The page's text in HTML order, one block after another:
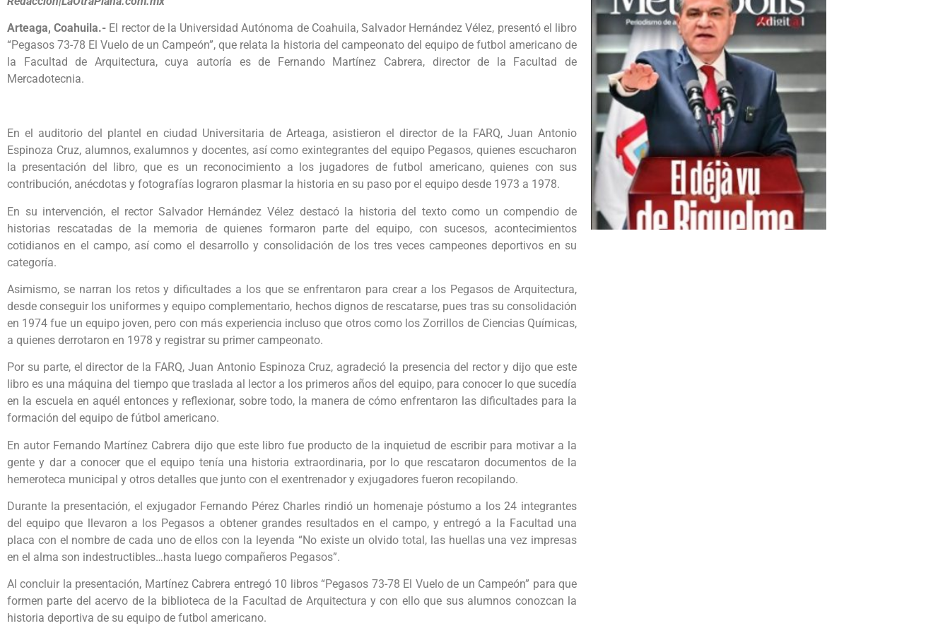
Arteaga, Coahuila.- El rector de la Universidad Autónoma de Coahuila, Salvador Hernández Vélez, presentó el libro
“Pegasos 73-78 El Vuelo de un Campeón”, que relata la historia del campeonato del equipo de futbol americano de
la Facultad de Arquitectura, cuya autoría es de Fernando Martínez Cabrera, director de la Facultad de
Mercadotecnia.
En el auditorio del plantel en ciudad Universitaria de Arteaga, asistieron el director de la FARQ, Juan Antonio
Espinoza Cruz, alumnos, exalumnos y docentes, así como exintegrantes del equipo Pegasos, quienes escucharon
la presentación del libro, que es un reconocimiento a los jugadores de futbol americano, quienes con sus
contribución, anécdotas y fotografías lograron plasmar la historia en su paso por el equipo desde 1973 a 1978.
En su intervención, el rector Salvador Hernández Vélez destacó la historia del texto como un compendio de
historias rescatadas de la memoria de quienes formaron parte del equipo, con sucesos, acontecimientos
cotidianos en el campo, así como el desarrollo y consolidación de los tres veces campeones deportivos en su
categoría.
Asimismo, se narran los retos y dificultades a los que se enfrentaron para crear a los Pegasos de Arquitectura,
desde conseguir los uniformes y equipo complementario, hechos dignos de rescatarse, pues tras su consolidación
en 1974 fue un equipo joven, pero con más experiencia incluso que otros como los Zorrillos de Ciencias Químicas,
a quienes derrotaron en 1978 y registrar su primer campeonato.
Por su parte, el director de la FARQ, Juan Antonio Espinoza Cruz, agradeció la presencia del rector y dijo que este
libro es una máquina del tiempo que traslada al lector a los primeros años del equipo, para conocer lo que sucedía
en la escuela en aquél entonces y reflexionar, sobre todo, la manera de cómo enfrentaron las dificultades para la
formación del equipo de fútbol americano.
En autor Fernando Martínez Cabrera dijo que este libro fue producto de la inquietud de escribir para motivar a la
gente y dar a conocer que el equipo tenía una historia extraordinaria, por lo que rescataron documentos de la
hemeroteca municipal y otros detalles que junto con el exentrenador y exjugadores fueron recopilando.
Durante la presentación, el exjugador Fernando Pérez Charles rindió un homenaje póstumo a los 24 integrantes
del equipo que llevaron a los Pegasos a obtener grandes resultados en el campo, y entregó a la Facultad una
placa con el nombre de cada uno de ellos con la leyenda “No existe un olvido total, las huellas una vez impresas
en el alma son indestructibles…hasta luego compañeros Pegasos”.
Al concluir la presentación, Martínez Cabrera entregó 10 libros “Pegasos 73-78 El Vuelo de un Campeón” para que
formen parte del acervo de la biblioteca de la Facultad de Arquitectura y con ello que sus alumnos conozcan la
historia deportiva de su equipo de futbol americano.